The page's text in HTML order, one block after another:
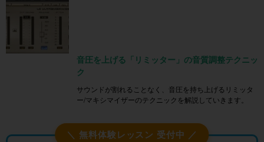
音圧を上げる「リミッター」の音質調整テクニッ
ク
サウンドが割れることなく、音圧を持ち上げるリミッタ
ー/マキシマイザーのテクニックを解説していきます。
＼ 無料体験レッスン 受付中 ／